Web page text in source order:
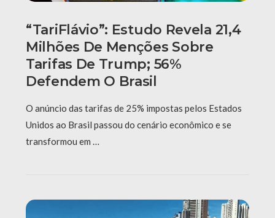
“TariFlávio”: Estudo Revela 21,4
Milhões De Menções Sobre
Tarifas De Trump; 56%
Defendem O Brasil
O anúncio das tarifas de 25% impostas pelos Estados
Unidos ao Brasil passou do cenário econômico e se
transformou em …